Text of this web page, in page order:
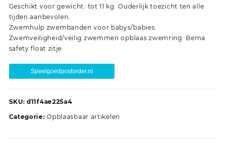
Geschikt voor gewicht: tot 11 kg. Ouderlijk toezicht ten alle
tijden aanbevolen.
Zwemhulp zwembanden voor babys/babies.
Zwemveiligheid/veilig zwemmen opblaas zwemring. Bema
safety float zitje.
Speelgoedpostorder.nl
SKU: d11f4ae225a4
Categorie:Opblaasbaar artikelen